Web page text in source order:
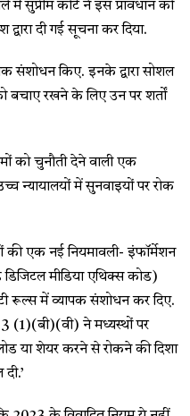
में सुप्रीम कोर्ट ने इस प्रावधान को
दी गई सूचना कर दिया.
संशोधन किए. इनके द्वारा सोशल
बचाए रखने के लिए उन पर शर्तों
को चुनौती देने वाली एक
न्यायालयों में सुनवाइयों पर रोक
एक नई नियमावली- इंफॉर्मेशन
डिजिटल मीडिया एथिक्स कोड)
में व्यापक संशोधन कर दिए.
(1)(बी)(वी) ने मध्यस्थों पर
या शेयर करने से रोकने की दिशा